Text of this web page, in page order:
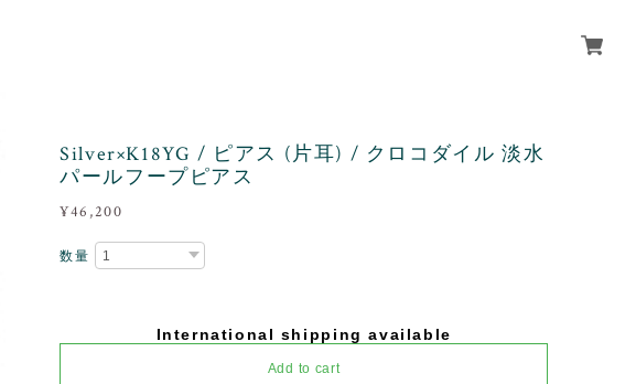
Silver×K18YG / ピアス (片耳) / クロコダイル 淡水
パールフープピアス
¥46,200
数量
International shipping available
Add to cart